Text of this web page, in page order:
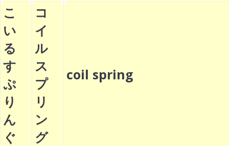
こ
い
る
す
ぷ
り
ん
ぐ
コ
イ
ル
ス
プ
リ
ン
グ
coil spring